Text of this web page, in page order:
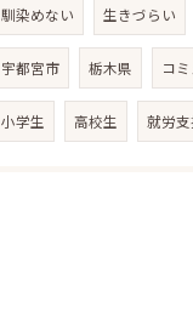
馴染めない 生きづらい
宇都宮市 栃木県 コ
小学生 高校生 就労支